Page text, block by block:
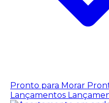
Pronto para Morar
Lançamentos